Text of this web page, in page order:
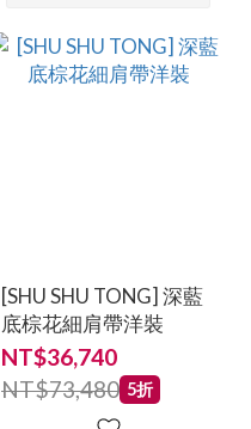
[SHU SHU TONG] 深藍
底棕花細肩帶洋裝
NT$36,740
NT$73,480 5折